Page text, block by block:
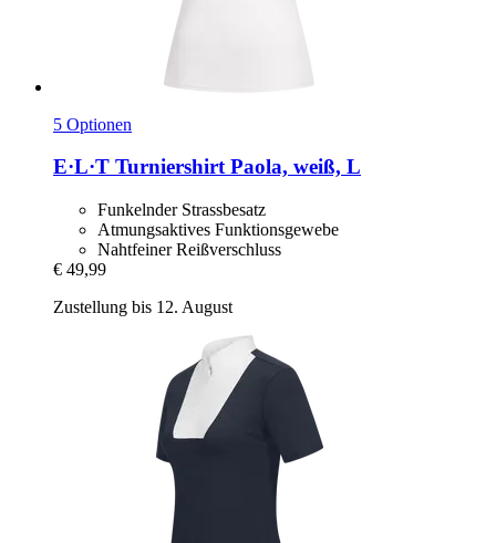
5 Optionen
E·L·T Turniershirt Paola, weiß, L
Funkelnder Strassbesatz
Atmungsaktives Funktionsgewebe
Nahtfeiner Reißverschluss
€ 49,99
Zustellung bis 12. August